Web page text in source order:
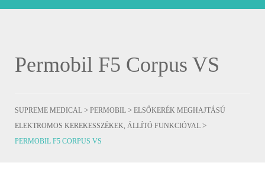
Permobil F5 Corpus VS
SUPREME MEDICAL > PERMOBIL > ELSŐKERÉK MEGHAJTÁSÚ
ELEKTROMOS KEREKESSZÉKEK, ÁLLÍTÓ FUNKCIÓVAL >
PERMOBIL F5 CORPUS VS